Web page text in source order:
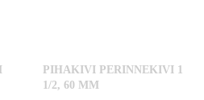
PIHAKIVI PERINNEKIVI 1
1/2, 60 MM